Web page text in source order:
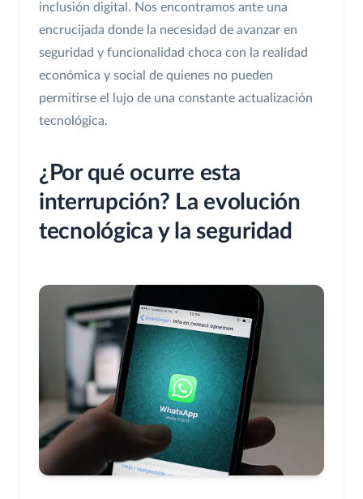
inclusión digital. Nos encontramos ante una
encrucijada donde la necesidad de avanzar en
seguridad y funcionalidad choca con la realidad
económica y social de quienes no pueden
permitirse el lujo de una constante actualización
tecnológica.
¿Por qué ocurre esta
interrupción? La evolución
tecnológica y la seguridad